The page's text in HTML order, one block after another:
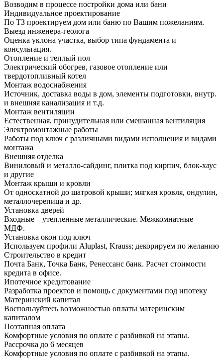
Возводим в процессе постройки дома или бани
Индивидуальное проектирование
По ТЗ проектируем дом или баню по Вашим пожеланиям.
Выезд инженера-геолога
Оценка уклона участка, выбор типа фундамента и
консультация.
Отопление и теплый пол
Электрический обогрев, газовое отопление или
твердотопливный котел
Монтаж водоснабжения
Источник, доставка воды в дом, элементы подготовки, внутр.
и внешняя канализация и т.д.
Монтаж вентиляции
Естественная, принудительная или смешанная вентиляция
Электромонтажные работы
Работы под ключ с различными видами исполнения и видами
монтажа
Внешняя отделка
Виниловый и металло-сайдинг, плитка под кирпич, блок-хаус
и другие
Монтаж крыши и кровли
От односкатной до шатровой крыши; мягкая кровля, ондулин,
металлочерепица и др.
Установка дверей
Входные – утепленные металлические. Межкомнатные –
МДФ.
Установка окон под ключ
Используем профили Aluplast, Krauss; декорируем по желанию
Строительство в кредит
Почта Банк, Точка Банк, Ренессанс банк. Расчет стоимости
кредита в офисе.
Ипотечное кредитование
Разработка проектов и помощь с документами под ипотеку
Материнский капитал
Воспользуйтесь возможностью оплаты материнским
капиталом
Поэтапная оплата
Комфортные условия по оплате с разбивкой на этапы.
Рассрочка до 6 месяцев
Комфортные условия по оплате с разбивкой на этапы.